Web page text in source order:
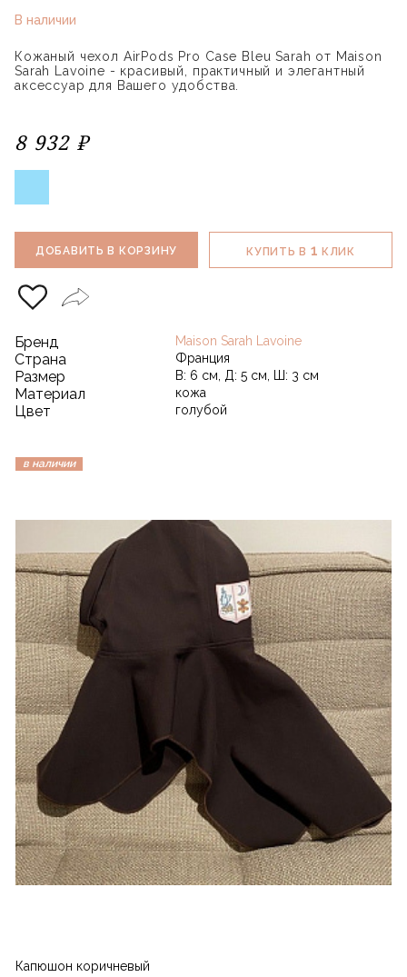
В наличии
Кожаный чехол AirPods Pro Case Bleu Sarah от Maison
Sarah Lavoine - красивый, практичный и элегантный
аксессуар для Вашего удобства.
8 932 ₽
ДОБАВИТЬ В КОРЗИНУ КУПИТЬ В 1 КЛИК
Бренд Maison Sarah Lavoine
Страна Франция
Размер В: 6 см, Д: 5 см, Ш: 3 см
Материал кожа
Цвет голубой
в наличии
Капюшон коричневый